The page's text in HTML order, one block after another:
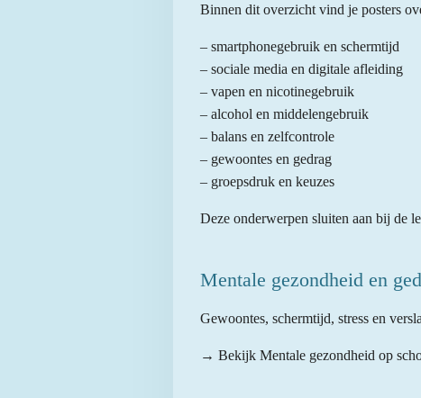
Binnen dit overzicht vind je posters
– smartphonegebruik en schermtijd
– sociale media en digitale afleiding
– vapen en nicotinegebruik
– alcohol en middelengebruik
– balans en zelfcontrole
– gewoontes en gedrag
– groepsdruk en keuzes
Deze onderwerpen sluiten aan bij de
Mentale gezondheid en
Gewoontes, schermtijd, stress en
→ Bekijk Mentale gezondheid op